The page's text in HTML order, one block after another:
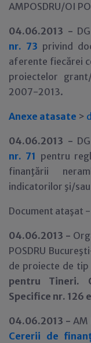
AMPOSDRU/OI
04.06.2013 -
nr. 73 privind
aferente fiecărei
proiectelor
2007-2013.
Anexe atasate >
04.06.2013 -
nr. 71 pentru
finanţării
indicatorilor şi/
Document ataşat -
04.06.2013 -
POSDRU
de proiecte de
pentru Tineri.
Specifice nr. 126
04.06.2013 -AM
Cererii de finan